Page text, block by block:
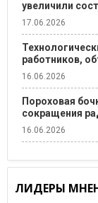
увеличили
17.06.2026
работников,
16.06.2026
Пороховая
сокращения
16.06.2026
ЛИДЕРЫ